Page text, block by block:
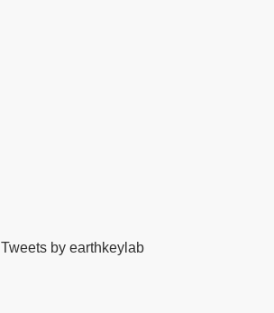
Tweets by earthkeylab